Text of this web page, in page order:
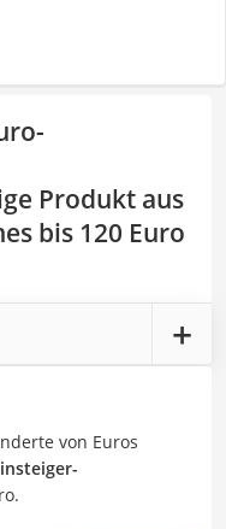
Produkt aus
bis 120 Euro
von Euros